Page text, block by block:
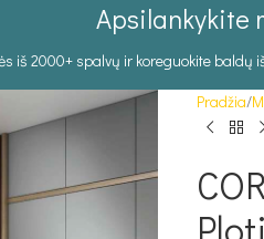
Apsilankykite
iš 2000+ spalvų ir koreguokite
Pradžia